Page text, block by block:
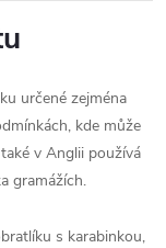
určené zejména
kde může
v Anglii používá
gramážích.
s karabinkou,